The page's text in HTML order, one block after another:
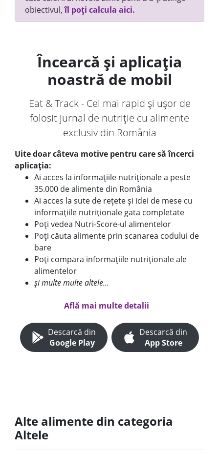
obiectivul,îl poți calcula aici.
Încearcă și aplicația
noastră de mobil
Eat & Track - Cel mai rapid și ușor de
folosit jurnal de nutriție cu alimente
exclusiv din România
Uite doar câteva motive pentru care să încerci
aplicația:
Ai acces la informațiile nutriționale a peste
35.000 de alimente din România
Ai acces la sute de rețete și idei de mese cu
informațiile nutriționale gata completate
Poți vedea Nutri-Score-ul alimentelor
Poți căuta alimente prin scanarea codului de
bare
Poți compara informațiile nutriționale ale
alimentelor
și multe multe altele...
Află mai multe detalii
Descarcă din
Google Play
Descarcă din
App Store
Alte alimente din categoria
Altele